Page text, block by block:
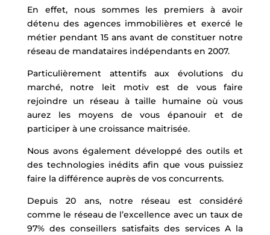
En effet, nous sommes les premiers à avoir
détenu des agences immobilières et exercé le
métier pendant 15 ans avant de constituer notre
réseau de mandataires indépendants en 2007.
Particulièrement attentifs aux évolutions du
marché, notre leit motiv est de vous faire
rejoindre un réseau à taille humaine où vous
aurez les moyens de vous épanouir et de
participer à une croissance maitrisée.
Nous avons également développé des outils et
des technologies inédits afin que vous puissiez
faire la différence auprès de vos concurrents.
Depuis 20 ans, notre réseau est considéré
comme le réseau de l’excellence avec un taux de
97% des conseillers satisfaits des services A la